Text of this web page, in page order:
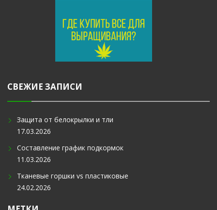
СВЕЖИЕ ЗАПИСИ
Защита от белокрылки и тли
17.03.2026
Составление график подкормок
11.03.2026
Тканевые горшки vs пластиковые
24.02.2026